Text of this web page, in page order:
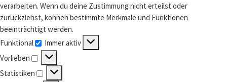
verarbeiten. Wenn du deine Zustimmung nicht erteilst oder
zurückziehst, können bestimmte Merkmale und Funktionen
beeinträchtigt werden.
Funktional
Funktional
Immer aktiv
Vorlieben
Vorlieben
Statistiken
Statistiken